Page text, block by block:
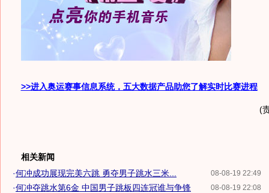
>>进入奥运赛事信息系统，五大数据产品助您了解实时比赛进程
(
相关新闻
08-08-19 22:49
·何冲成功展现完美六跳 勇夺男子跳水三米...
08-08-19 22:08
·何冲夺跳水第6金 中国男子跳板四连冠谁与争锋